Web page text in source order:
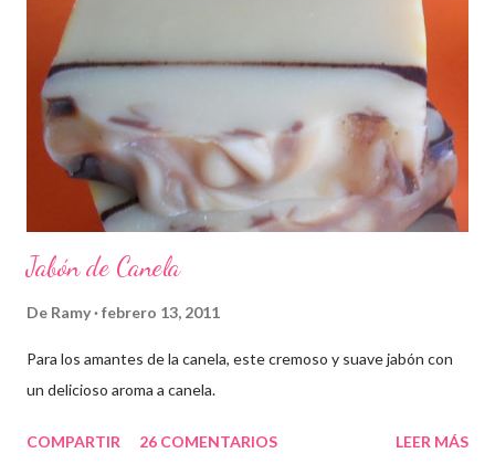
Jabón de Canela
De Ramy febrero 13, 2011
Para los amantes de la canela, este cremoso y suave jabón con
un delicioso aroma a canela.
COMPARTIR 26 COMENTARIOS LEER MÁS